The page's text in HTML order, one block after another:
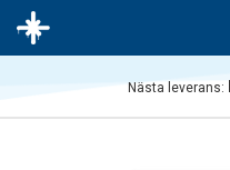
Nästa leverans: